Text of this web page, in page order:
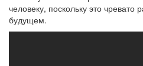
человеку, поскольку это
будущем.